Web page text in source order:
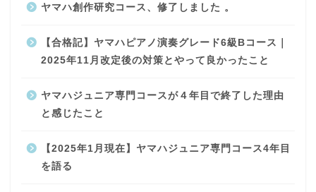
ヤマハ創作研究コース、修了しました 。
【合格記】ヤマハピアノ演奏グレード6級Bコース｜
2025年11月改定後の対策とやって良かったこと
ヤマハジュニア専門コースが４年目で終了した理由
と感じたこと
【2025年1月現在】ヤマハジュニア専門コース4年目
を語る